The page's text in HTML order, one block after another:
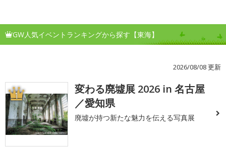
GW人気イベントランキングから探す【東海】
2026/08/08 更新
1
変わる廃墟展 2026 in 名古屋
／愛知県
廃墟が持つ新たな魅力を伝える写真展